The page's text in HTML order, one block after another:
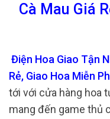
Cà Mau Giá
Điện Hoa Giao Tận
Rẻ, Giao Hoa Miễn
tới với cửa hàng hoa
mang đến game thủ